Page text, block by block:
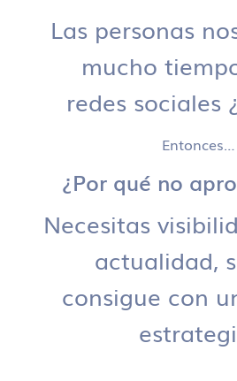
Las personas
mucho
redes sociales
Entonces…
¿Por qué no
Necesitas
actualidad,
consigue con